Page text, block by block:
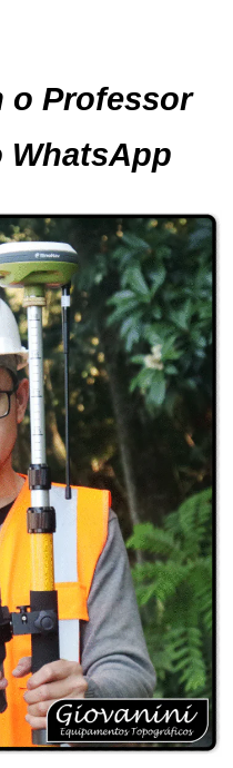
o Professor